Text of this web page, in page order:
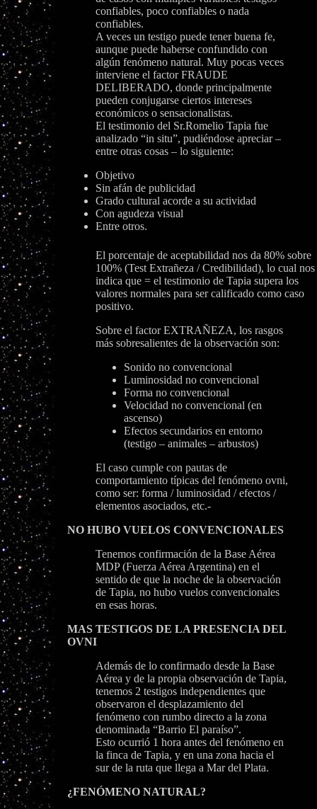
confiables, poco confiables o nada
confiables.
A veces un testigo puede tener buena fe,
aunque puede haberse confundido con
algún fenómeno natural. Muy pocas veces
interviene el factor FRAUDE
DELIBERADO, donde principalmente
pueden conjugarse ciertos intereses
económicos o sensacionalistas.
El testimonio del Sr.Romelio Tapia fue
analizado “in situ”, pudiéndose apreciar –
entre otras cosas – lo siguiente:
Objetivo
Sin afán de publicidad
Grado cultural acorde a su actividad
Con agudeza visual
Entre otros.
El porcentaje de aceptabilidad nos da 80% sobre
100% (Test Extrañeza / Credibilidad), lo cual nos
indica que = el testimonio de Tapia supera los
valores normales para ser calificado como caso
positivo.
Sobre el factor EXTRAÑEZA, los rasgos
más sobresalientes de la observación son:
Sonido no convencional
Luminosidad no convencional
Forma no convencional
Velocidad no convencional (en
ascenso)
Efectos secundarios en entorno
(testigo – animales – arbustos)
El caso cumple con pautas de
comportamiento típicas del fenómeno ovni,
como ser: forma / luminosidad / efectos /
elementos asociados, etc.-
NO HUBO VUELOS CONVENCIONALES
Tenemos confirmación de la Base Aérea
MDP (Fuerza Aérea Argentina) en el
sentido de que la noche de la observación
de Tapia, no hubo vuelos convencionales
en esas horas.
MAS TESTIGOS DE LA PRESENCIA DEL
OVNI
Además de lo confirmado desde la Base
Aérea y de la propia observación de Tapia,
tenemos 2 testigos independientes que
observaron el desplazamiento del
fenómeno con rumbo directo a la zona
denominada “Barrio El paraíso”.
Esto ocurrió 1 hora antes del fenómeno en
la finca de Tapia, y en una zona hacia el
sur de la ruta que llega a Mar del Plata.
¿FENÓMENO NATURAL?